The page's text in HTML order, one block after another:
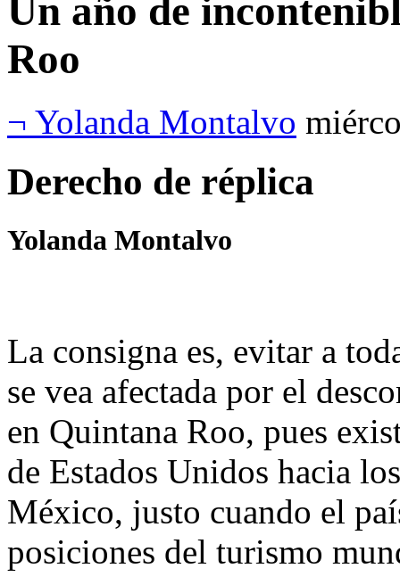
Un año de
Roo
¬ Yolanda Montalvo
Derecho de réplica
Yolanda Montalvo
La consigna es, evitar a
se vea afectada por el
en Quintana Roo, pues
de Estados Unidos hacia
México, justo cuando el
posiciones del turismo